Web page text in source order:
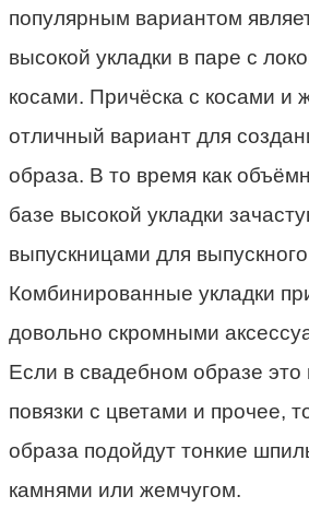
популярным вариантом
высокой укладки в паре с
косами. Причёска с косами и
отличный вариант для
образа. В то время как
базе высокой укладки
выпускницами для
Комбинированные укладки
довольно скромными
Если в свадебном образе
повязки с цветами и прочее,
образа подойдут тонкие
камнями или жемчугом.